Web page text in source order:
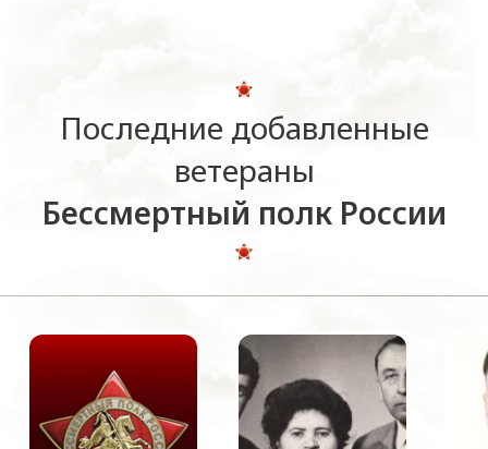
Последние добавленные
ветераны
Бессмертный полк России